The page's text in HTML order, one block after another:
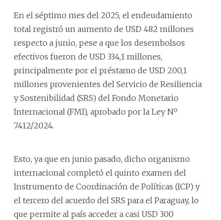
En el séptimo mes del 2025, el endeudamiento
total registró un aumento de USD 482 millones
respecto a junio, pese a que los desembolsos
efectivos fueron de USD 334,1 millones,
principalmente por el préstamo de USD 200,1
millones provenientes del Servicio de Resiliencia
y Sostenibilidad (SRS) del Fondo Monetario
Internacional (FMI), aprobado por la Ley Nº
7412/2024.
Esto, ya que en junio pasado, dicho organismo
internacional completó el quinto examen del
Instrumento de Coordinación de Políticas (ICP) y
el tercero del acuerdo del SRS para el Paraguay, lo
que permite al país acceder a casi USD 300